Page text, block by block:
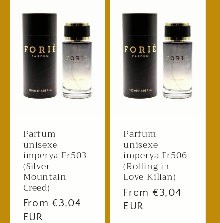
Parfum
unisexe
imperya Fr503
(Silver
Mountain
Creed)
Regular
price
From €3,04
EUR
Parfum
unisexe
imperya Fr506
(Rolling in
Love Kilian)
Regular
price
From €3,04
EUR